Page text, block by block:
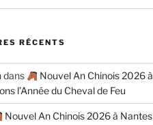
RÉCENTS
dans
Nouvel An Chinois 2026 à
l’Année du Cheval de Feu
Nouvel An Chinois 2026 à Nantes